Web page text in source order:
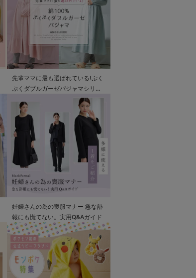
先輩ママに最も選ばれている!ぷく
ぷくダブルガーゼパジャマシリー
妊婦さんの為の喪服マナー 急な訃
報にも慌てない。実用Q&Aガイド